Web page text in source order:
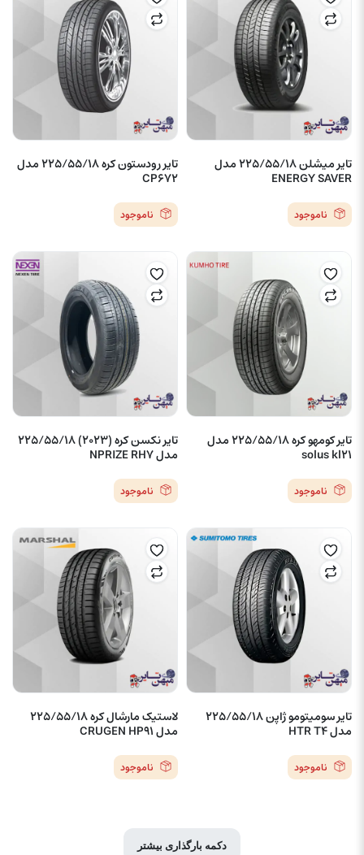
تایر میشلن 225/55/18 مدل
ENERGY SAVER
ناموجود
تایر رودستون کره 225/55/18 مدل
CP672
ناموجود
تایر کومهو کره 225/55/18 مدل
solus kl21
ناموجود
تایر نکسن کره (2023) 225/55/18
مدل NPRIZE RH7
ناموجود
تایر سومیتومو ژاپن 225/55/18
مدل HTR T4
ناموجود
لاستیک مارشال کره 225/55/18
مدل CRUGEN HP91
ناموجود
دکمه بارگذاری بیشتر